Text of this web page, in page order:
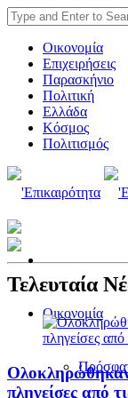
Οικονομία
Επιχειρήσεις
Παρασκήνιο
Πολιτική
Ελλάδα
Κόσμος
Πολιτισμός
Οικονομία
Τελευταία
πληγείσες από